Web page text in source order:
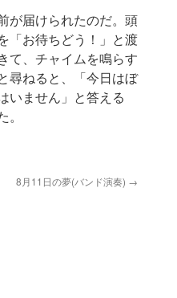
が届けられたのだ。頭
「お待ちどう！」と渡
て、チャイムを鳴らす
尋ねると、「今日はぼ
いません」と答える
8月11日の夢(バンド演奏) →